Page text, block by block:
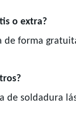
o extra?
de forma
de soldadura